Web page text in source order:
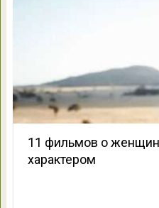
11 фильмов о
характером